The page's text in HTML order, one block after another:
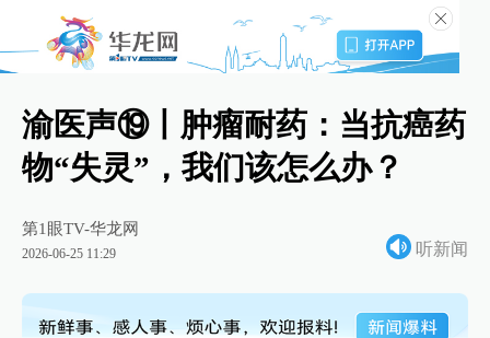
渝医声⑲丨肿瘤耐药：当抗癌药
物“失灵”，我们该怎么办？
第1眼TV-华龙网
2026-06-25 11:29 听新闻